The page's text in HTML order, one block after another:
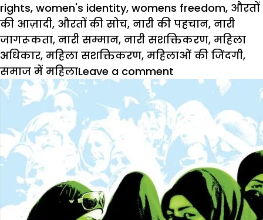
rights, women's identity, womens freedom, औरतों
की आज़ादी, औरतों की सोच, नारी की पहचान, नारी
जागरूकता, नारी सम्मान, नारी सशक्तिकरण, महिला
अधिकार, महिला सशक्तिकरण, महिलाओं की जिंदगी,
समाज में महिलाLeave a comment
Social
Update:
औरतों
की
अपनी
भी
जिंदगी
है